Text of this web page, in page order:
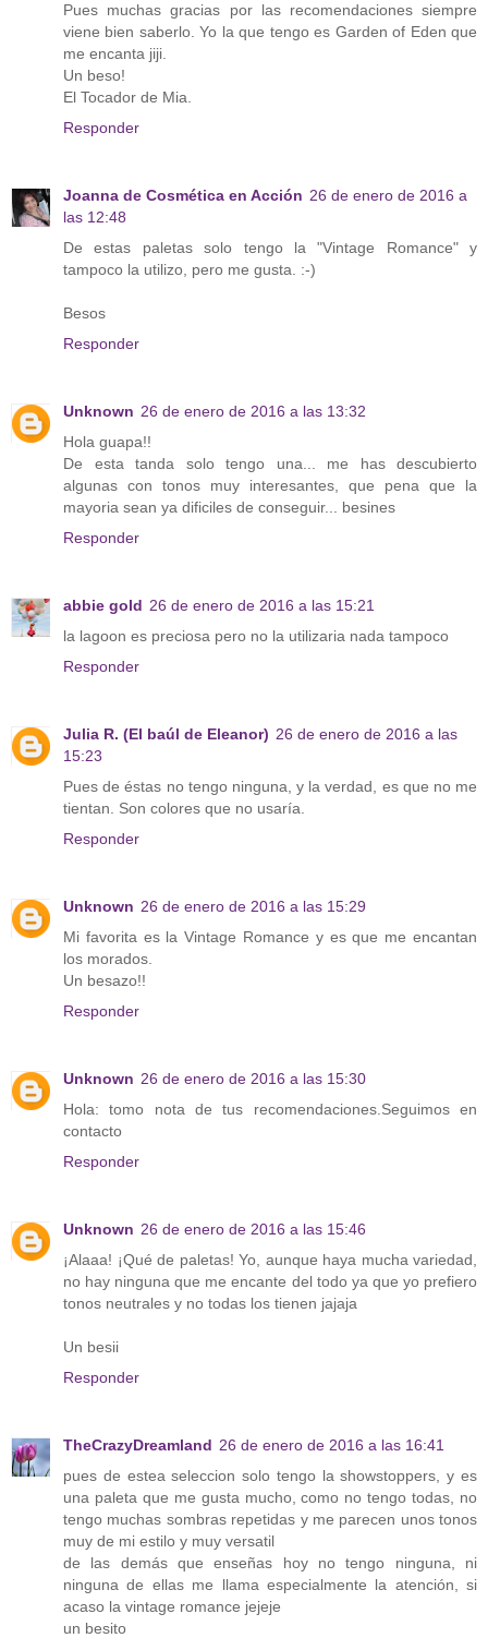
Pues muchas gracias por las recomendaciones siempre
viene bien saberlo. Yo la que tengo es Garden of Eden que
me encanta jiji.
Un beso!
El Tocador de Mia.
Responder
Joanna de Cosmética en Acción 26 de enero de 2016 a
las 12:48
De estas paletas solo tengo la "Vintage Romance" y
tampoco la utilizo, pero me gusta. :-)
Besos
Responder
Unknown 26 de enero de 2016 a las 13:32
Hola guapa!!
De esta tanda solo tengo una... me has descubierto
algunas con tonos muy interesantes, que pena que la
mayoria sean ya dificiles de conseguir... besines
Responder
abbie gold 26 de enero de 2016 a las 15:21
la lagoon es preciosa pero no la utilizaria nada tampoco
Responder
Julia R. (El baúl de Eleanor) 26 de enero de 2016 a las
15:23
Pues de éstas no tengo ninguna, y la verdad, es que no me
tientan. Son colores que no usaría.
Responder
Unknown 26 de enero de 2016 a las 15:29
Mi favorita es la Vintage Romance y es que me encantan
los morados.
Un besazo!!
Responder
Unknown 26 de enero de 2016 a las 15:30
Hola: tomo nota de tus recomendaciones.Seguimos en
contacto
Responder
Unknown 26 de enero de 2016 a las 15:46
¡Alaaa! ¡Qué de paletas! Yo, aunque haya mucha variedad,
no hay ninguna que me encante del todo ya que yo prefiero
tonos neutrales y no todas los tienen jajaja
Un besii
Responder
TheCrazyDreamland 26 de enero de 2016 a las 16:41
pues de estea seleccion solo tengo la showstoppers, y es
una paleta que me gusta mucho, como no tengo todas, no
tengo muchas sombras repetidas y me parecen unos tonos
muy de mi estilo y muy versatil
de las demás que enseñas hoy no tengo ninguna, ni
ninguna de ellas me llama especialmente la atención, si
acaso la vintage romance jejeje
un besito